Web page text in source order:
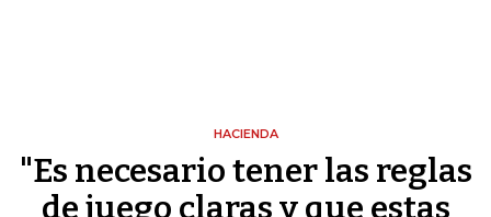
HACIENDA
"Es necesario tener las reglas
de juego claras y que estas